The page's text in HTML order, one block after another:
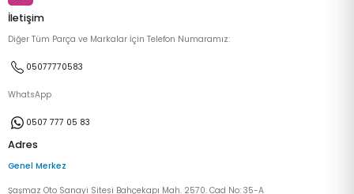
İletişim
Diğer Tüm Parça ve Markalar İçin Telefon Numaramız:
05077770583
WhatsApp
0507 777 05 83
Adres
Genel Merkez
Şaşmaz Oto Sanayi Sitesi Bahçekapı Mah. 2570. Cad No: 35-A